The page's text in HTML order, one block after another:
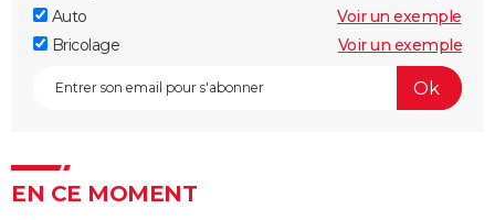
Auto
Voir un exemple
Bricolage
Voir un exemple
EN CE MOMENT